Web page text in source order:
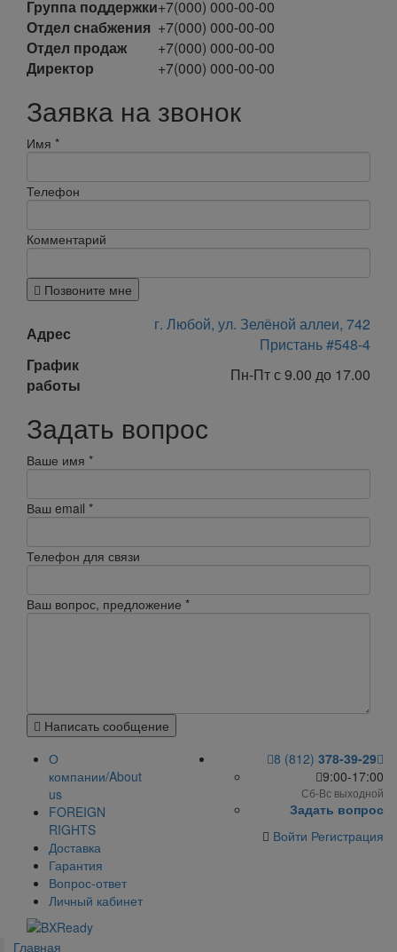
Группа поддержки+7(000) 000-00-00
Отдел снабжения +7(000) 000-00-00
Отдел продаж
+7(000) 000-00-00
Директор
+7(000) 000-00-00
Заявка на звонок
Имя *
Телефон
Комментарий
Позвоните мне
Адрес
г. Любой, ул. Зелёной аллеи, 742
Пристань #548-4
График
работы
Пн-Пт с 9.00 до 17.00
Задать вопрос
Ваше имя *
Ваш email *
Телефон для связи
Ваш вопрос, предложение *
Написать сообщение
О
компании/About
us
FOREIGN
RIGHTS
Доставка
Гарантия
Вопрос-ответ
Личный кабинет
8 (812) 378-39-29
9:00-17:00
Сб-Вс выходной
Задать вопрос
Войти Регистрация
Главная